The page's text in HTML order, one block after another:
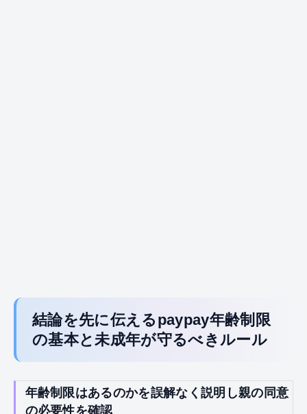
結論を先に伝えるpaypay年齢制限
の基本と未成年が守るべきルール
年齢制限はあるのかを誤解なく説明し親の同意
の必要性を確認